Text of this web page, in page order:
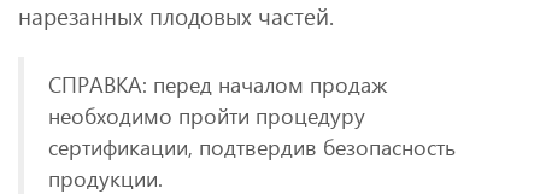
нарезанных плодовых частей.
СПРАВКА: перед началом продаж
необходимо пройти процедуру
сертификации, подтвердив безопасность
продукции.